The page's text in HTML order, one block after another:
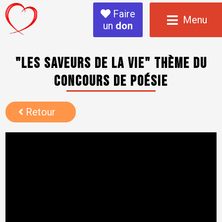
Faire
un don Menu
"Les saveurs de la vie" thème du
concours de poésie
Retour